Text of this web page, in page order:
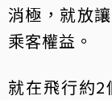
消極，就放
乘客權益。
就在飛行約